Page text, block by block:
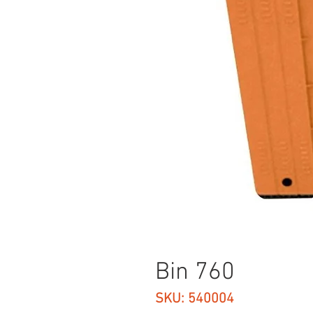
Bin 760
SKU: 540004